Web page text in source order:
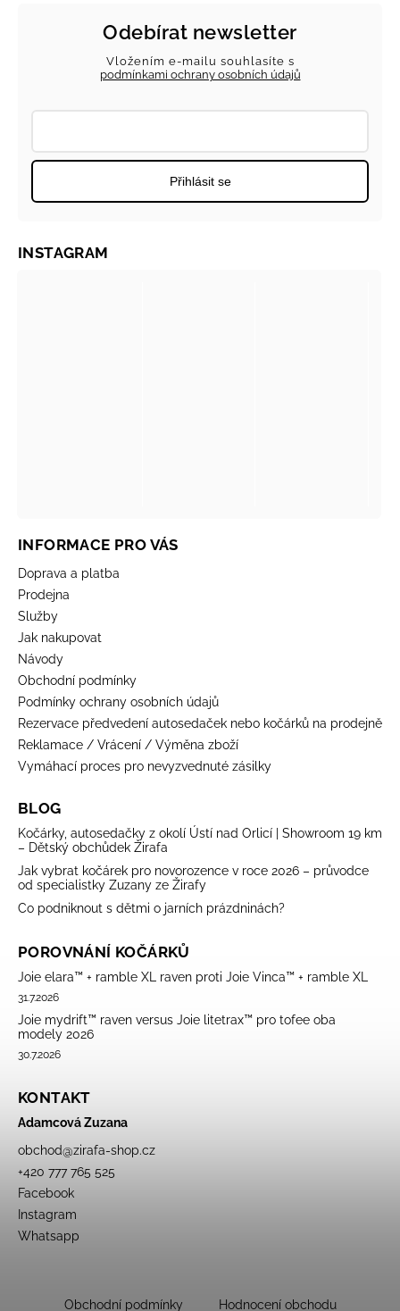
Odebírat newsletter
Vložením e-mailu souhlasíte s
podmínkami ochrany osobních údajů
Přihlásit se
INFORMACE PRO VÁS
Doprava a platba
Prodejna
Služby
Jak nakupovat
Návody
Obchodní podmínky
Podmínky ochrany osobních údajů
Rezervace předvedení autosedaček nebo kočárků na prodejně
Reklamace / Vrácení / Výměna zboží
Vymáhací proces pro nevyzvednuté zásilky
BLOG
Kočárky, autosedačky z okolí Ústí nad Orlicí | Showroom 19 km
– Dětský obchůdek Žirafa
Jak vybrat kočárek pro novorozence v roce 2026 – průvodce
od specialistky Zuzany ze Žirafy
Co podniknout s dětmi o jarních prázdninách?
POROVNÁNÍ KOČÁRKŮ
Joie elara™ + ramble XL raven proti Joie Vinca™ + ramble XL
31.7.2026
Joie mydrift™ raven versus Joie litetrax™ pro tofee oba
modely 2026
30.7.2026
KONTAKT
Adamcová Zuzana
obchod@zirafa-shop.cz
+420 777 765 525
Facebook
Instagram
Whatsapp
INSTAGRAM
Obchodní podmínky Hodnocení obchodu